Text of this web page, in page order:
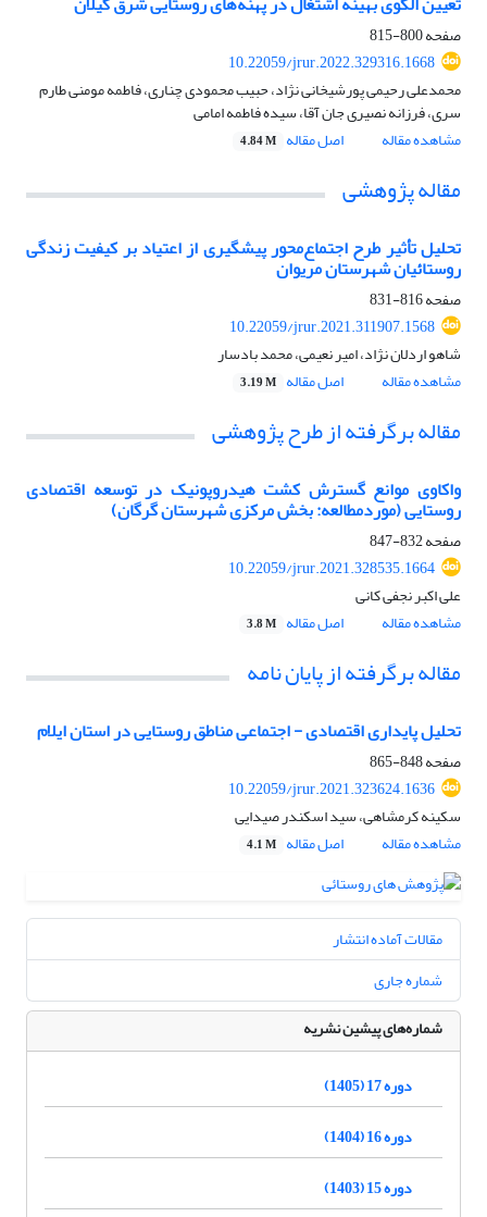
صفحه800-815
10.22059/jrur.2022.329316.1668
محمدعلی رحیمی پورشیخانی نژاد، حبیب محمودی چناری، فاطمه مومنی طارم
سری، فرزانه نصیری جان آقا، سیده فاطمه امامی
مشاهده مقاله
اصل مقاله 4.84 M
مقاله پژوهشی
تحلیل تأثیر طرح اجتماع‌محور پیشگیری از اعتیاد بر کیفیت زندگی
روستائیان شهرستان مریوان
صفحه816-831
10.22059/jrur.2021.311907.1568
شاهو اردلان نژاد، امیر نعیمی، محمد بادسار
مشاهده مقاله
اصل مقاله 3.19 M
مقاله برگرفته از طرح پژوهشی
واکاوی موانع گسترش کشت هیدروپونیک در توسعه اقتصادی
روستایی (موردمطالعه: بخش مرکزی شهرستان گرگان)
صفحه832-847
10.22059/jrur.2021.328535.1664
علی اکبر نجفی کانی
مشاهده مقاله
اصل مقاله 3.8 M
مقاله برگرفته از پایان نامه
تحلیل پایداری اقتصادی - اجتماعی مناطق روستایی در استان ایلام
صفحه848-865
10.22059/jrur.2021.323624.1636
سکینه کرمشاهی، سید اسکندر صیدایی
مشاهده مقاله
اصل مقاله 4.1 M
مقالات آماده انتشار
شماره جاری
شماره‌های پیشین نشریه
دوره 17 (1405)
دوره 16 (1404)
دوره 15 (1403)